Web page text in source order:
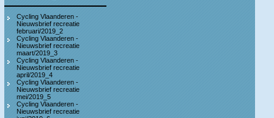
Cycling Vlaanderen -
Nieuwsbrief recreatie
februari/2019_2
Cycling Vlaanderen -
Nieuwsbrief recreatie
maart/2019_3
Cycling Vlaanderen -
Nieuwsbrief recreatie
april/2019_4
Cycling Vlaanderen -
Nieuwsbrief recreatie
mei/2019_5
Cycling Vlaanderen -
Nieuwsbrief recreatie